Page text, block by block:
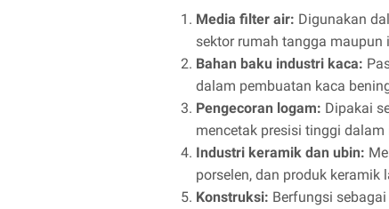
Media filter air: Digunakan
sektor rumah tangga maupun
Bahan baku industri kaca:
dalam pembuatan kaca
Pengecoran logam: Dipakai
mencetak presisi tinggi
Industri keramik dan ubin:
porselen, dan produk keramik
Konstruksi: Berfungsi